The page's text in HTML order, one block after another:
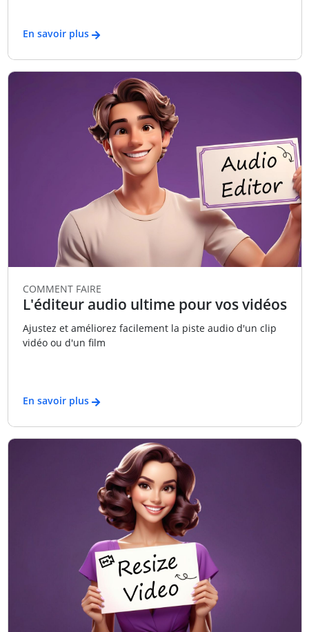
En savoir plus
COMMENT FAIRE
L'éditeur audio ultime pour vos vidéos
Ajustez et améliorez facilement la piste audio d'un clip
vidéo ou d'un film
En savoir plus